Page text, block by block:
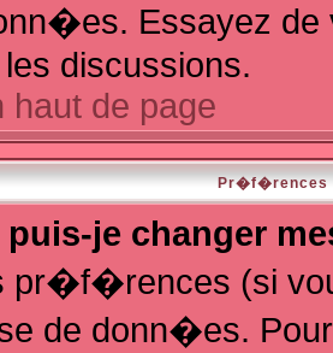
Essayez de
discussions.
haut de page
Pr�f�rences
puis-je changer
pr�f�rences (si
de donn�es.